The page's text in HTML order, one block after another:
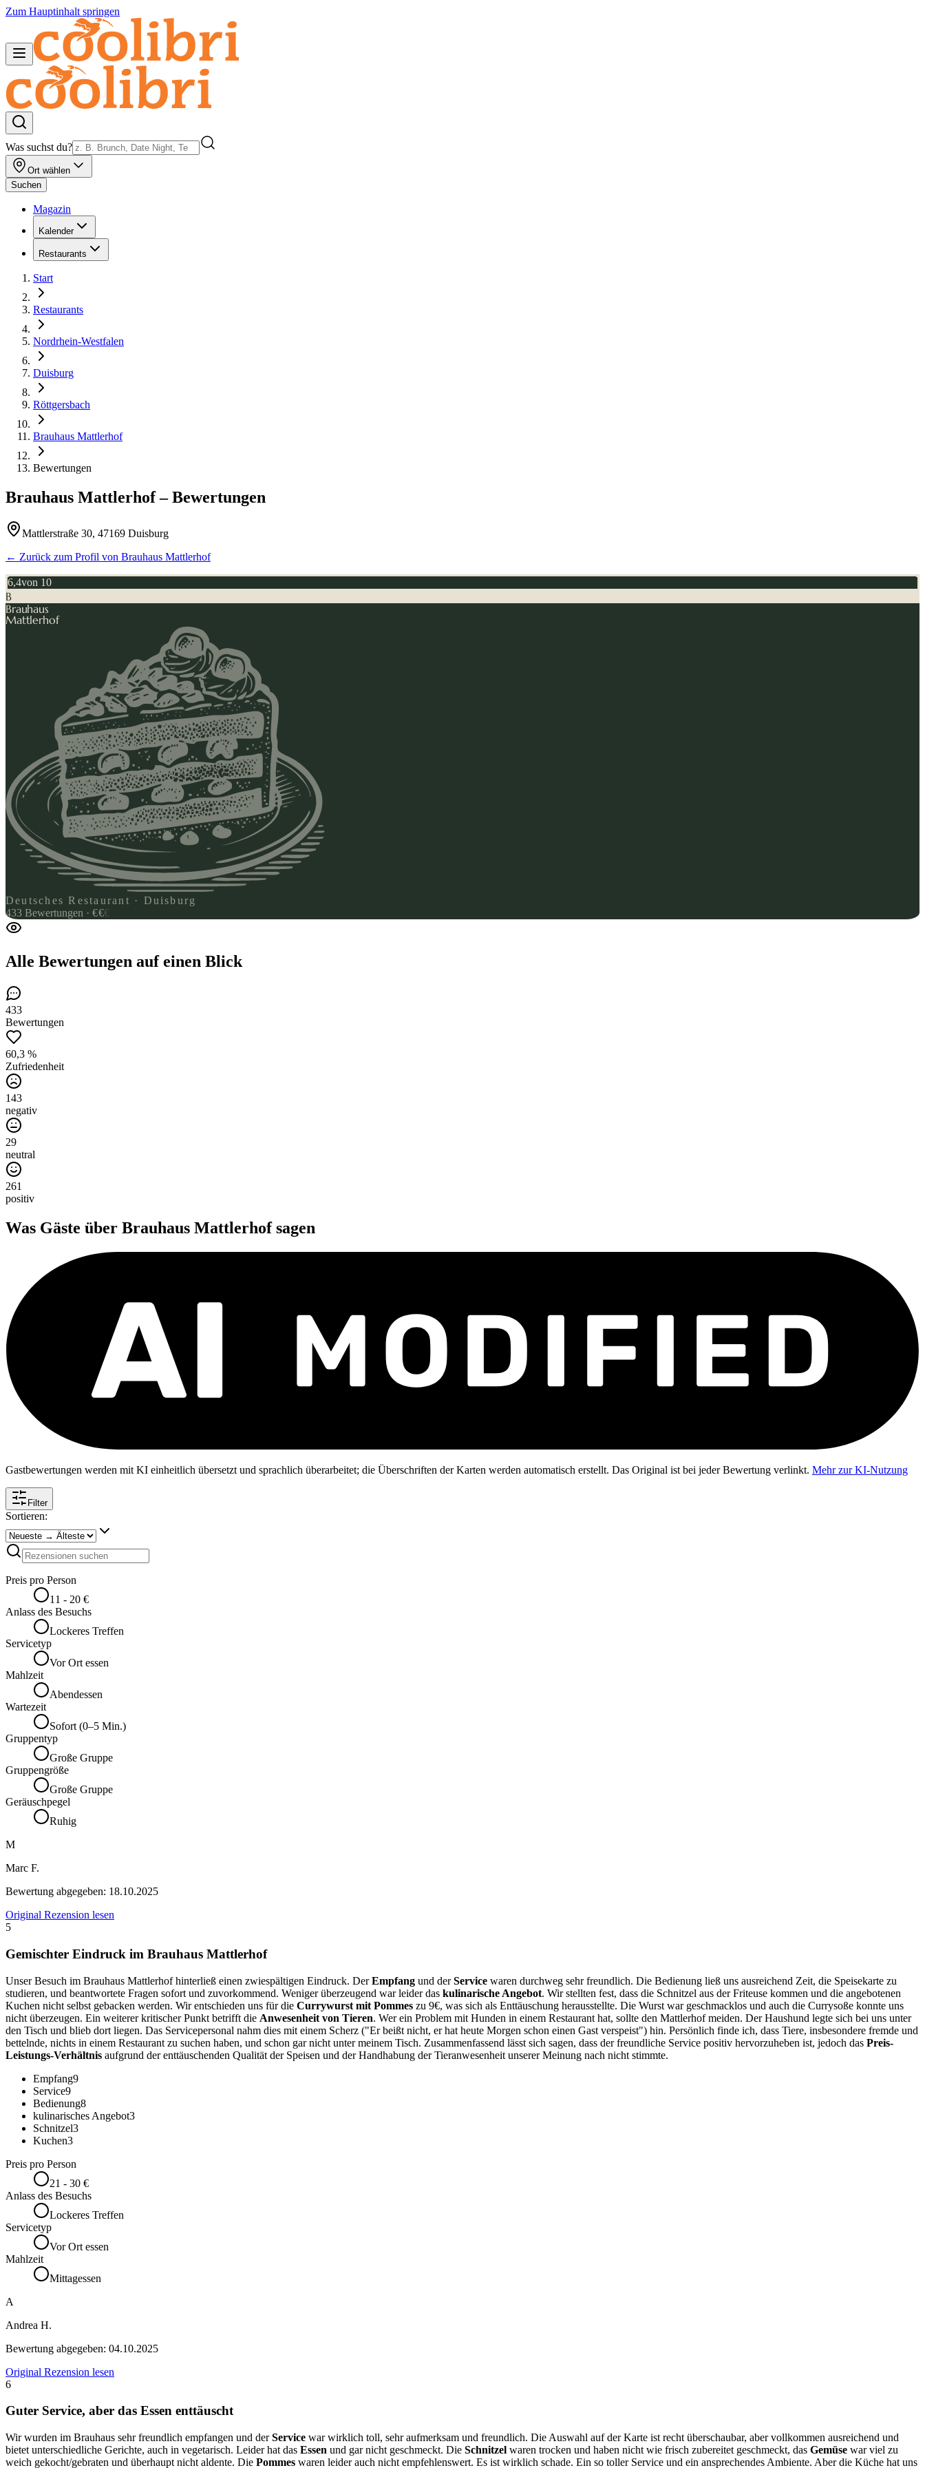
Zum Hauptinhalt springen
Was suchst du?
Ort wählen
Suchen
Magazin
Kalender
Restaurants
Start
Restaurants
Nordrhein-Westfalen
Duisburg
Röttgersbach
Brauhaus Mattlerhof
Bewertungen
Brauhaus Mattlerhof – Bewertungen
Mattlerstraße 30, 47169 Duisburg
← Zurück zum Profil von Brauhaus Mattlerhof
6,4von 10
B
Brauhaus
Mattlerhof
Deutsches Restaurant · Duisburg
433 Bewertungen · €€€
Alle Bewertungen auf einen Blick
433
Bewertungen
60,3 %
Zufriedenheit
143
negativ
29
neutral
261
positiv
Was Gäste über Brauhaus Mattlerhofsagen
Gastbewertungen werden mit KI einheitlich übersetzt und sprachlich überarbeitet; die Überschriften der Karten werden automatisch erstellt. Das Original ist bei jeder Bewertung verlinkt. Mehr zur KI-Nutzung
Filter
Sortieren:
Preis pro Person
11 - 20 €
Anlass des Besuchs
Lockeres Treffen
Servicetyp
Vor Ort essen
Mahlzeit
Abendessen
Wartezeit
Sofort (0–5 Min.)
Gruppentyp
Große Gruppe
Gruppengröße
Große Gruppe
Geräuschpegel
Ruhig
M
Marc F.
Bewertung abgegeben: 18.10.2025
Original Rezension lesen
5
Gemischter Eindruck im Brauhaus Mattlerhof
Unser Besuch im Brauhaus Mattlerhof hinterließ einen zwiespältigen Eindruck. DerEmpfang und derService waren durchweg sehr freundlich. Die Bedienung ließ uns ausreichend Zeit, die Speisekarte zu
studieren, und beantwortete Fragen sofort und zuvorkommend. Weniger überzeugend war leider das kulinarische Angebot. Wir stellten fest, dass die Schnitzel aus der Friteuse kommen und die angebotenen
Kuchen nicht selbst gebacken werden. Wir entschieden uns für die Currywurst mit Pommes zu 9€, was sich als Enttäuschung herausstellte. Die Wurst war geschmacklos und auch die Currysoße konnte uns
nicht überzeugen. Ein weiterer kritischer Punkt betrifft die Anwesenheit von Tieren. Wer ein Problem mit Hunden in einem Restaurant hat, sollte den Mattlerhof meiden. Der Haushund legte sich bei uns unter
den Tisch und blieb dort liegen. Das Servicepersonal nahm dies mit einem Scherz ("Er beißt nicht, er hat heute Morgen schon einen Gast verspeist") hin. Persönlich finde ich, dass Tiere, insbesondere fremde und
bettelnde, nichts in einem Restaurant zu suchen haben, und schon gar nicht unter meinem Tisch. Zusammenfassend lässt sich sagen, dass der freundliche Service positiv hervorzuheben ist, jedoch das Preis-
Leistungs-Verhältnis aufgrund der enttäuschenden Qualität der Speisen und der Handhabung der Tieranwesenheit unserer Meinung nach nicht stimmte.
Empfang9
Service9
Bedienung8
kulinarisches Angebot3
Schnitzel3
Kuchen3
Preis pro Person
21 - 30 €
Anlass des Besuchs
Lockeres Treffen
Servicetyp
Vor Ort essen
Mahlzeit
Mittagessen
A
Andrea H.
Bewertung abgegeben: 04.10.2025
Original Rezension lesen
6
Guter Service, aber das Essen enttäuscht
Wir wurden im Brauhaus sehr freundlich empfangen und derService war wirklich toll, sehr aufmerksam und freundlich. Die Auswahl auf der Karte ist recht überschaubar, aber vollkommen ausreichend und
bietet unterschiedliche Gerichte, auch in vegetarisch. Leider hat das Essen und gar nicht geschmeckt. Die Schnitzel waren trocken und haben nicht wie frisch zubereitet geschmeckt, das Gemüse war viel zu
weich gekocht/gebraten und überhaupt nicht aldente. Die Pommes waren leider auch nicht empfehlenswert. Es ist wirklich schade. Ein so toller Service und ein ansprechendes Ambiente. Aber die Küche hat uns